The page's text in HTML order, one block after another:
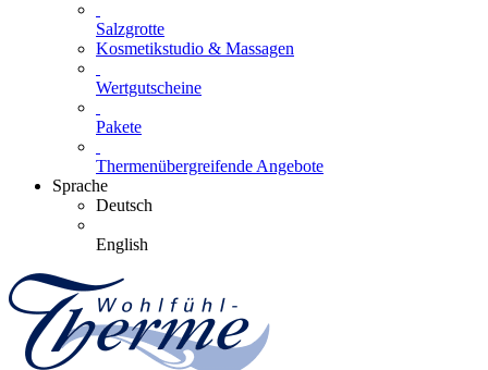
Salzgrotte
Kosmetikstudio & Massagen
Wertgutscheine
Pakete
Thermenübergreifende Angebote
Sprache
Deutsch
English